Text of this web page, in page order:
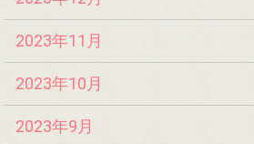
2023年11月
2023年10月
2023年9月